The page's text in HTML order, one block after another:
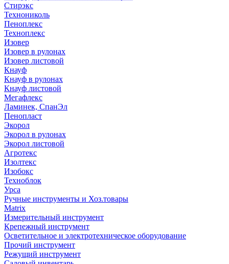
Стирэкс
Технониколь
Пеноплекс
Техноплекс
Изовер
Изовер в рулонах
Изовер листовой
Кнауф
Кнауф в рулонах
Кнауф листовой
Мегафлекс
Ламинек, СпанЭл
Пенопласт
Экорол
Экорол в рулонах
Экорол листовой
Агротекс
Изолтекс
Изобокс
Техноблок
Урса
Ручные инструменты и Хоз.товары
Matrix
Измерительный инструмент
Крепежный инструмент
Осветительное и электротехническое оборудование
Прочий инструмент
Режущий инструмент